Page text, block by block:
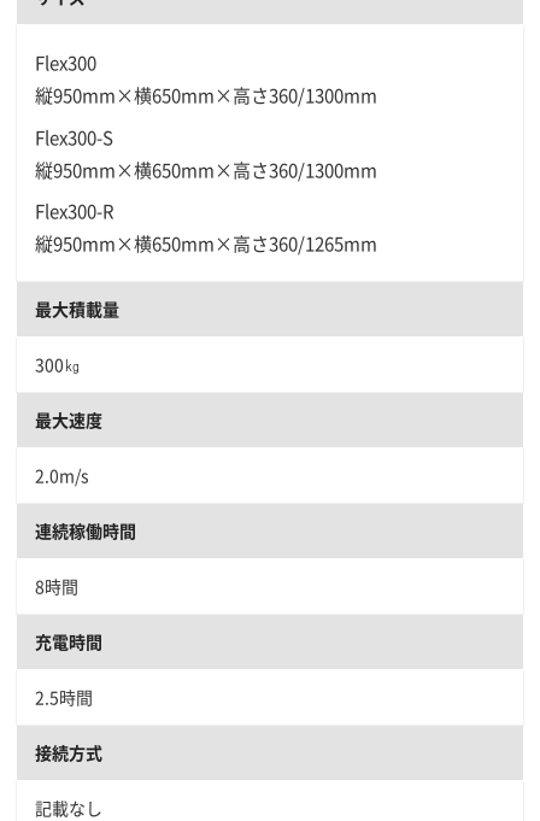
Flex300
縦950mm×横650mm×高さ360/1300mm
Flex300-S
縦950mm×横650mm×高さ360/1300mm
Flex300-R
縦950mm×横650mm×高さ360/1265mm
最大積載量
300㎏
最大速度
2.0m/s
連続稼働時間
8時間
充電時間
2.5時間
接続方式
記載なし